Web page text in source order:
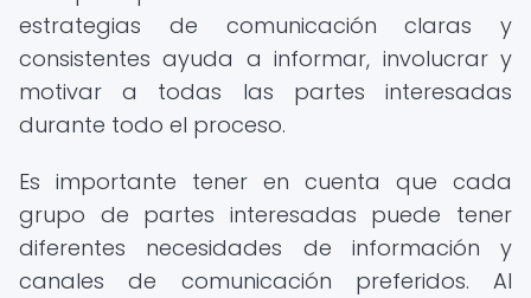
estrategias de comunicación claras y
consistentes ayuda a informar, involucrar y
motivar a todas las partes interesadas
durante todo el proceso.
Es importante tener en cuenta que cada
grupo de partes interesadas puede tener
diferentes necesidades de información y
canales de comunicación preferidos. Al